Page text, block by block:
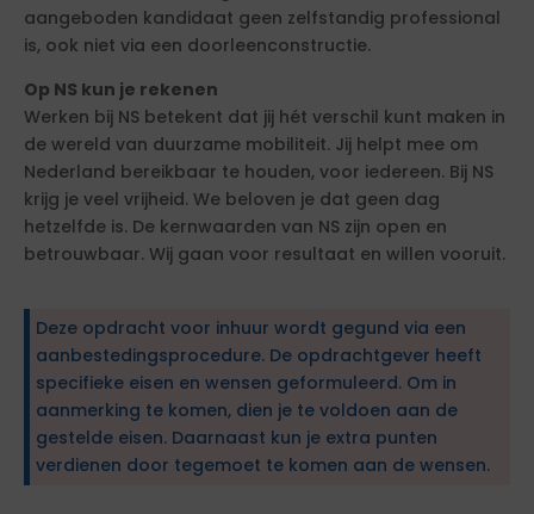
aangeboden kandidaat geen zelfstandig professional
is, ook niet via een doorleenconstructie.
Op NS kun je rekenen
Werken bij NS betekent dat jij hét verschil kunt maken in
de wereld van duurzame mobiliteit. Jij helpt mee om
Nederland bereikbaar te houden, voor iedereen. Bij NS
krijg je veel vrijheid. We beloven je dat geen dag
hetzelfde is. De kernwaarden van NS zijn open en
betrouwbaar. Wij gaan voor resultaat en willen vooruit.
Deze opdracht voor inhuur wordt gegund via een
aanbestedingsprocedure. De opdrachtgever heeft
specifieke eisen en wensen geformuleerd. Om in
aanmerking te komen, dien je te voldoen aan de
gestelde eisen. Daarnaast kun je extra punten
verdienen door tegemoet te komen aan de wensen.